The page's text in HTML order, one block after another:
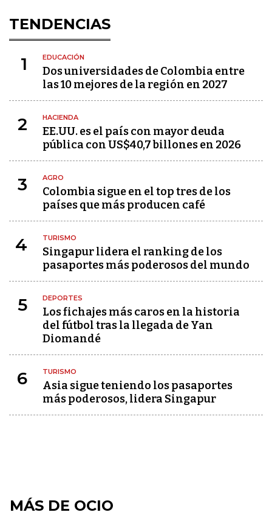
TENDENCIAS
1 EDUCACIÓN
Dos universidades de Colombia entre
las 10 mejores de la región en 2027
2 HACIENDA
EE.UU. es el país con mayor deuda
pública con US$40,7 billones en 2026
3 AGRO
Colombia sigue en el top tres de los
países que más producen café
4 TURISMO
Singapur lidera el ranking de los
pasaportes más poderosos del mundo
5 DEPORTES
Los fichajes más caros en la historia
del fútbol tras la llegada de Yan
Diomandé
6 TURISMO
Asia sigue teniendo los pasaportes
más poderosos, lidera Singapur
MÁS DE OCIO